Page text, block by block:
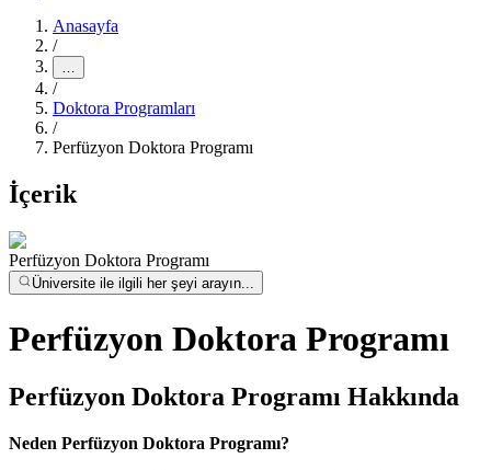
Anasayfa
/
…
/
Doktora Programları
/
Perfüzyon Doktora Programı
İçerik
Perfüzyon Doktora Programı
Üniversite ile ilgili her şeyi arayın...
Perfüzyon Doktora Programı
Perfüzyon Doktora Programı Hakkında
Neden Perfüzyon Doktora Programı?